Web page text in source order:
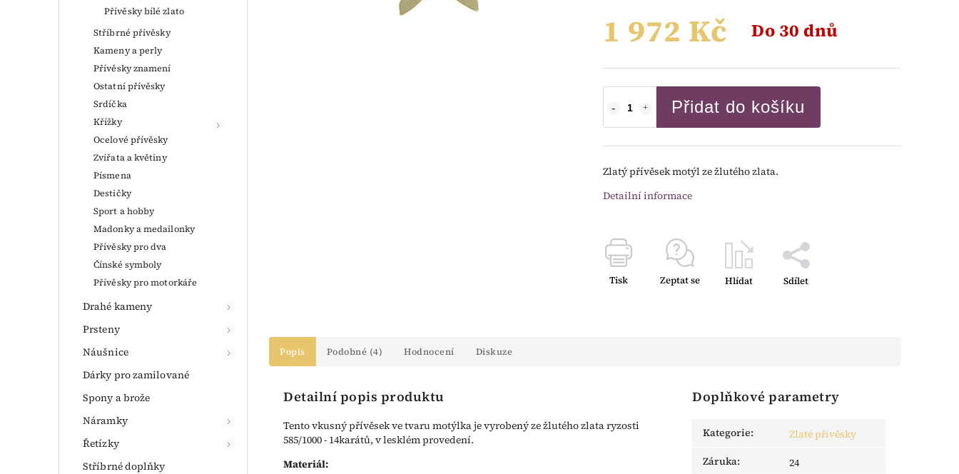
Přívěsky bílé zlato
Stříbrné přívěsky
Kameny a perly
Přívěsky znamení
Ostatní přívěsky
Srdíčka
Křížky
Ocelové přívěsky
Zvířata a květiny
Písmena
Destičky
Sport a hobby
Madonky a medailonky
Přívěsky pro dva
Čínské symboly
Přívěsky pro motorkáře
Drahé kameny
Prsteny
Náušnice
Dárky pro zamilované
Spony a brože
Náramky
Řetízky
Stříbrné doplňky
1 972 Kč Do 30 dnů
Přidat do košíku
Zlatý přívěsek motýl ze žlutého zlata.
Detailní informace
Tisk Zeptat se Hlídat Sdílet
Popis Podobné (4) Hodnocení Diskuze
Detailní popis produktu
Tento vkusný přívěsek ve tvaru motýlka je vyrobený ze žlutého zlata ryzosti
585/1000 - 14karátů, v lesklém provedení.
Materiál:
Doplňkové parametry
Kategorie:
Zlaté přívěsky
Záruka: 24